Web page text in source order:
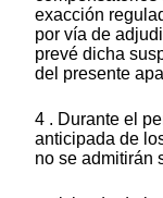
exacción
por vía de
prevé dicha
del presente
4 . Durante el
anticipada de
no se admitirán